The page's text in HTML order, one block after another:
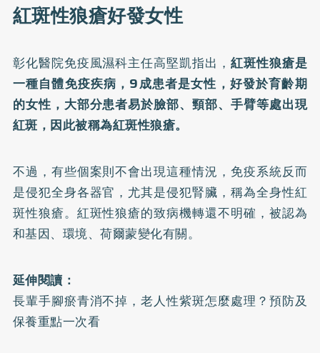
紅斑性狼瘡好發女性
彰化醫院免疫風濕科主任高堅凱指出， 紅斑性狼瘡是
一種自體免疫疾病，9成患者是女性，好發於育齡期
的女性，大部分患者易於臉部、頸部、手臂等處出現
紅斑，因此被稱為紅斑性狼瘡。
不過，有些個案則不會出現這種情況，免疫系統反而
是侵犯全身各器官，尤其是侵犯腎臟，稱為全身性紅
斑性狼瘡。紅斑性狼瘡的致病機轉還不明確，被認為
和基因、環境、荷爾蒙變化有關。
延伸閱讀：
長輩手腳瘀青消不掉，老人性紫斑怎麼處理？預防及
保養重點一次看